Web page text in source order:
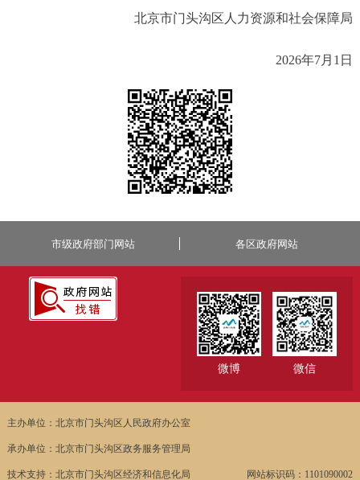
北京市门头沟区人力资源和社会保障局
2026年7月1日
市级政府部门网站 各区政府网站
微博 微信
主办单位：北京市门头沟区人民政府办公室
承办单位：北京市门头沟区政务服务管理局
技术支持：北京市门头沟区经济和信息化局 网站标识码：1101090002